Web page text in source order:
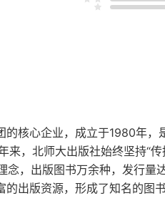
核心企业，成立于1980年，
，北师大出版社始终坚持“
念，出版图书万余种，发行量
出版资源，形成了知名的图